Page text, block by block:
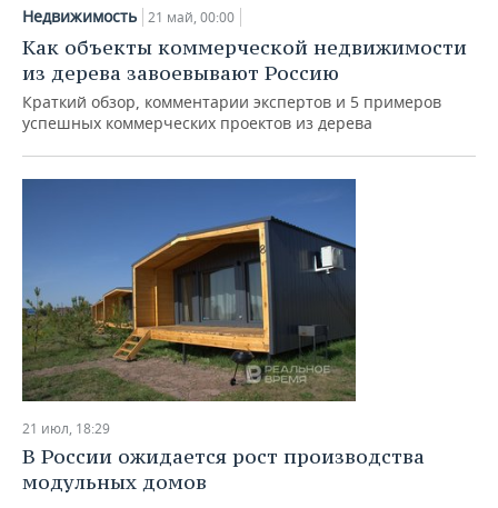
ХОККЕЙ С МЯЧОМ
ПРОИСШЕСТВИЯ
Недвижимость 21 май, 00:00
Как объекты коммерческой недвижимости
из дерева завоевывают Россию
Краткий обзор, комментарии экспертов и 5 примеров
успешных коммерческих проектов из дерева
21 июл, 18:29
В России ожидается рост производства
модульных домов